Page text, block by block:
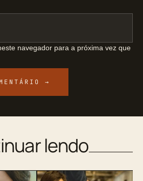
navegador para a próxima vez que
lendo